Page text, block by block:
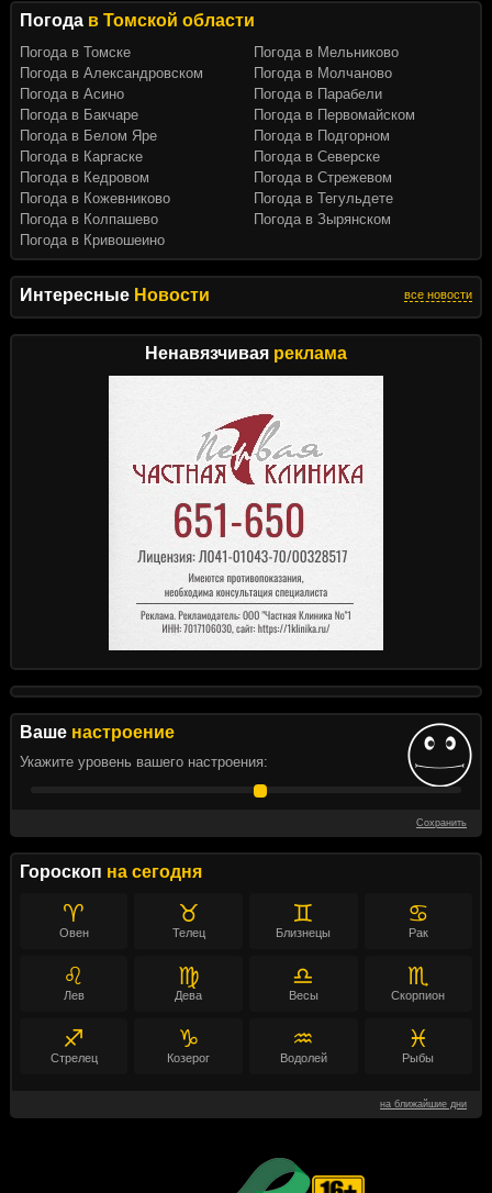
Интересные Новости все новости
Ненавязчивая реклама
Ваше настроение
Укажите уровень вашего настроения:
Сохранить
Гороскоп на сегодня
♈
Овен
♉
Телец
♊
Близнецы
♋
Рак
♌
Лев
♍
Дева
♎
Весы
♏
Скорпион
♐
Стрелец
♑
Козерог
♒
Водолей
♓
Рыбы
на ближайшие дни
Погода в Томской области
Погода в Томске
Погода в Александровском
Погода в Асино
Погода в Бакчаре
Погода в Белом Яре
Погода в Каргаске
Погода в Кедровом
Погода в Кожевниково
Погода в Колпашево
Погода в Кривошеино
Погода в Мельниково
Погода в Молчаново
Погода в Парабели
Погода в Первомайском
Погода в Подгорном
Погода в Северске
Погода в Стрежевом
Погода в Тегульдете
Погода в Зырянском